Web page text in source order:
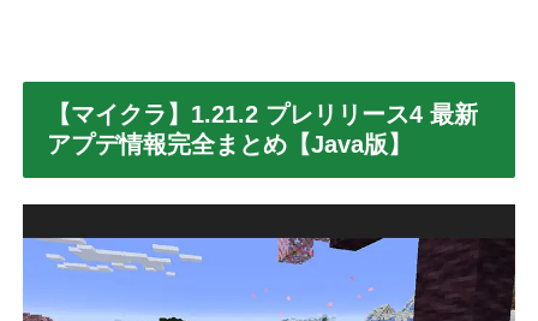
【マイクラ】1.21.2 プレリリース4 最新
アプデ情報完全まとめ【Java版】